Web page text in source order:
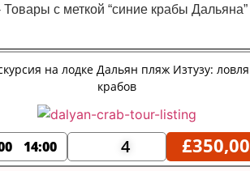
Товары с меткой “синие крабы Дальяна”
на лодке Дальян пляж Изтузу: ловля
крабов
14:00 4 £350,00